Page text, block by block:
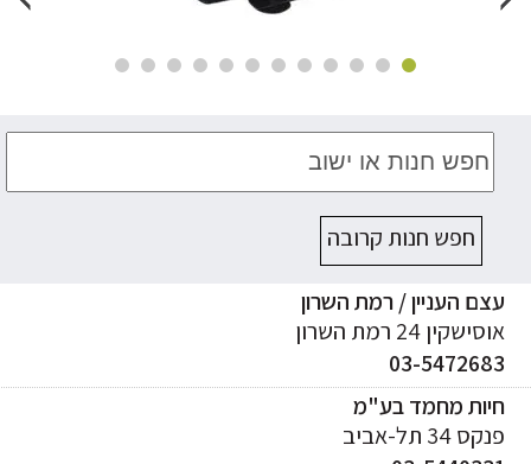
חפש חנות קרובה
העניין / רמת השרון
24 רמת השרון
03-
מחמד בע"מ
34 תל-אביב